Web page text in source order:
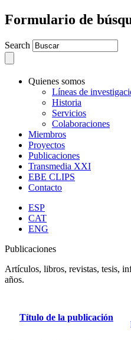
Formulario de
Search
Quienes somos
Líneas de
Historia
Servicios
Colaboraciones
Miembros
Proyectos
Publicaciones
Transmedia XXI
EBE CLIPS
Contacto
ESP
CAT
ENG
Publicaciones
Artículos, libros, revistas, tesis,
años.
Título de la publicación